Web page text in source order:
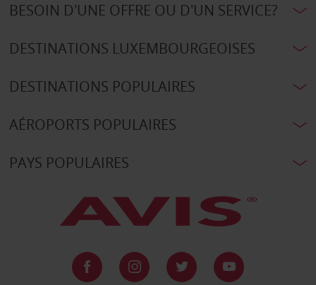
BESOIN D'UNE OFFRE OU D'UN SERVICE?
DESTINATIONS LUXEMBOURGEOISES
DESTINATIONS POPULAIRES
AÉROPORTS POPULAIRES
PAYS POPULAIRES